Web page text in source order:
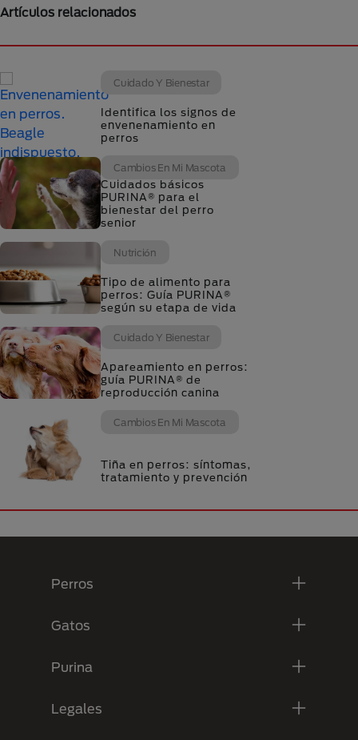
Artículos relacionados
Cuidado Y Bienestar
Identifica los signos de
envenenamiento en
perros
Cambios En Mi Mascota
Cuidados básicos
PURINA® para el
bienestar del perro
senior
Nutrición
Tipo de alimento para
perros: Guía PURINA®
según su etapa de vida
Cuidado Y Bienestar
Apareamiento en perros:
guía PURINA® de
reproducción canina
Cambios En Mi Mascota
Tiña en perros: síntomas,
tratamiento y prevención
Perros
Gatos
Purina
Legales